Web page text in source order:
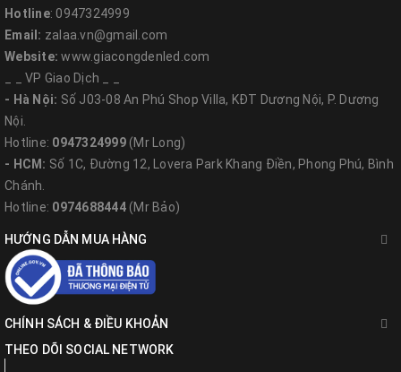
Hotline: 0947324999
Email: zalaa.vn@gmail.com
Website:www.giacongdenled.com
_ _ VP Giao Dịch _ _
- Hà Nội: Số J03-08 An Phú Shop Villa, KĐT Dương Nội, P. Dương
Nội.
Hotline: 0947324999(Mr Long)
- HCM: Số 1C, Đường 12, Lovera Park Khang Điền, Phong Phú, Bình
Chánh.
Hotline: 0974688444(Mr Bảo)
HƯỚNG DẪN MUA HÀNG
CHÍNH SÁCH & ĐIỀU KHOẢN
THEO DÕI SOCIAL NETWORK